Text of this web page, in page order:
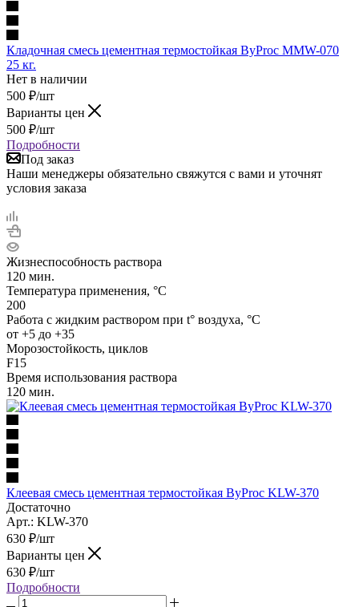
Кладочная смесь цементная термостойкая ByProc MMW-070
25 кг.
Нет в наличии
500 ₽/шт
Варианты цен
500 ₽/шт
Подробности
Под заказ
Наши менеджеры обязательно свяжутся с вами и уточнят
условия заказа
Жизнеспособность раствора
120 мин.
Температура применения, °C
200
Работа с жидким раствором при t° воздуха, °C
от +5 до +35
Морозостойкость, циклов
F15
Время использования раствора
120 мин.
Клеевая смесь цементная термостойкая ByProc KLW-370
Достаточно
Арт.: KLW-370
630 ₽/шт
Варианты цен
630 ₽/шт
Подробности